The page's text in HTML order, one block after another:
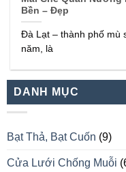
Bền – Đẹp
Đà Lạt – thành phố mù
năm, là
DANH MỤC
Bạt Thả, Bạt Cuốn (9)
Cửa Lưới Chống Muỗi